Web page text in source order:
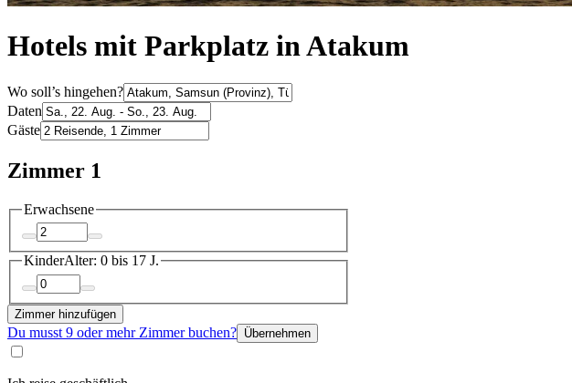
Hotels mit Parkplatz in Atakum
Wo soll’s hingehen?
Daten
Gäste
Zimmer 1
Erwachsene
KinderAlter: 0 bis 17 J.
Zimmer hinzufügen
Du musst 9 oder mehr Zimmer buchen? Übernehmen